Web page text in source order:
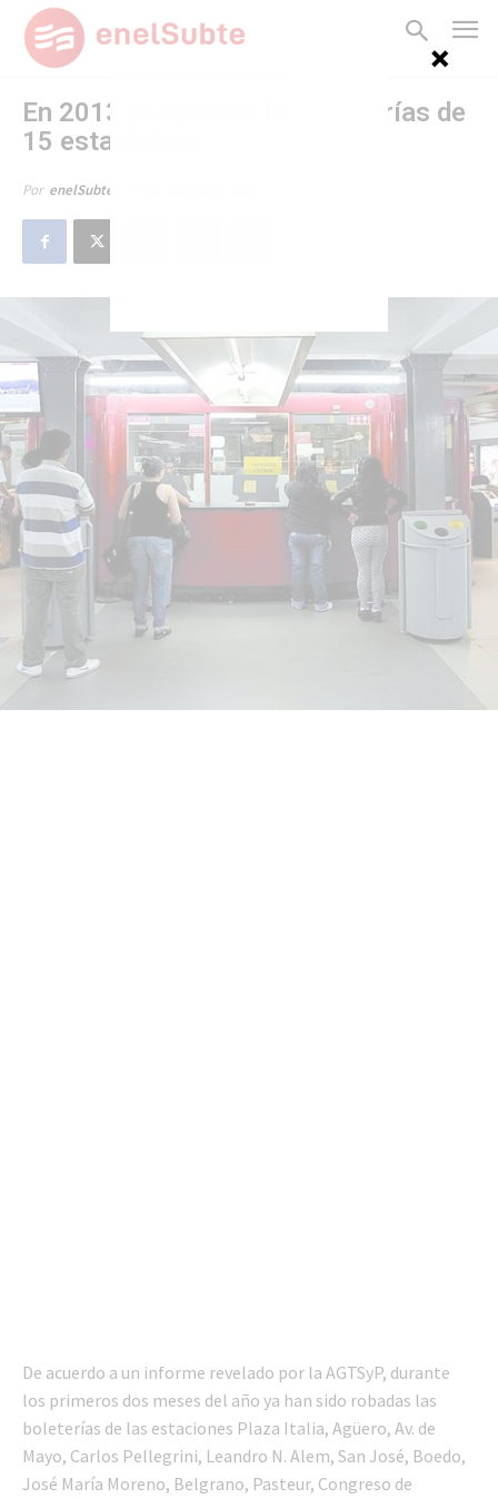
En 2013 ya robaron las boleterías de
15 estaciones
Por enelSubte
De acuerdo a un informe revelado por la AGTSyP, durante
los primeros dos meses del año ya han sido robadas las
boleterías de las estaciones Plaza Italia, Agüero, Av. de
Mayo, Carlos Pellegrini, Leandro N. Alem, San José, Boedo,
José María Moreno, Belgrano, Pasteur, Congreso de